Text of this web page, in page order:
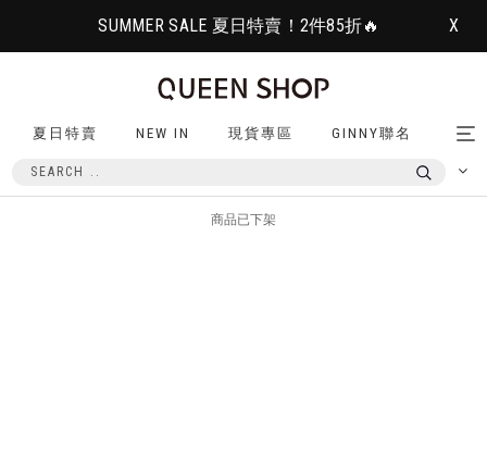
SUMMER SALE 夏日特賣！2件85折🔥 X
夏日特賣 NEW IN 現貨專區 GINNY聯名
商品已下架